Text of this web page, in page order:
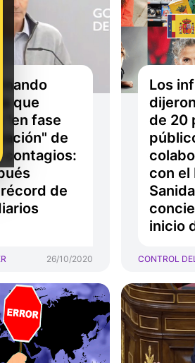
que
"en fase
de
contagios:
de
26/10/2020
Los
de 20
con el
inicio
CONTROL